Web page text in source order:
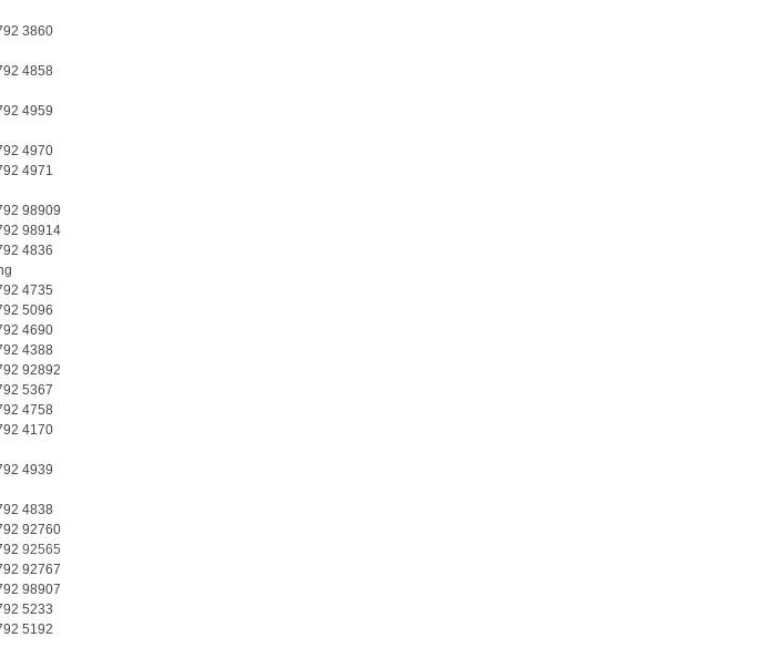
3860
4858
4959
4970
4971
98909
98914
4836
4735
5096
4690
4388
92892
5367
4758
4170
4939
4838
92760
92565
92767
98907
5233
5192